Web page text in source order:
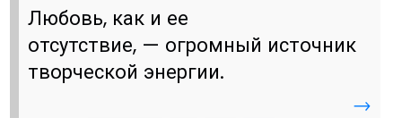
Любовь, как и ее
отсутствие, — огромный источник
творческой энергии.
→